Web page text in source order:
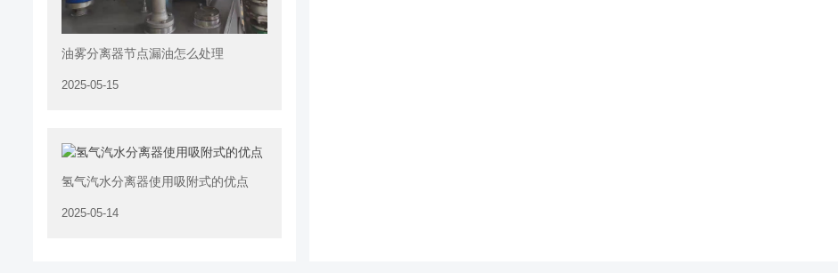
油雾分离器节点漏油怎么处理
2025-05-15
氢气汽水分离器使用吸附式的优点
2025-05-14